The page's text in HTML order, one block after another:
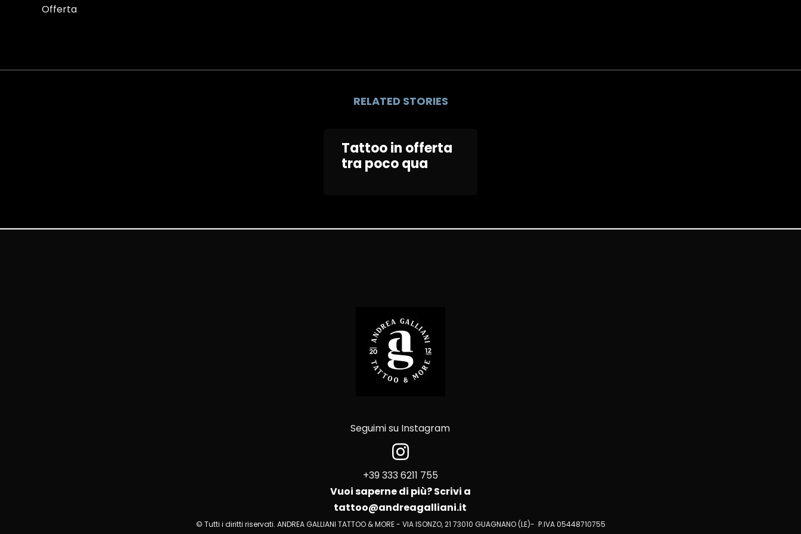
Offerta
RELATED STORIES
Tattoo in offerta
tra poco qua
Seguimi su Instagram
+39 333 6211 755
Vuoi saperne di più? Scrivi a
tattoo@andreagalliani.it
© Tutti i diritti riservati. ANDREA GALLIANI TATTOO & MORE - VIA ISONZO, 21 73010 GUAGNANO (LE)- P.IVA 05448710755